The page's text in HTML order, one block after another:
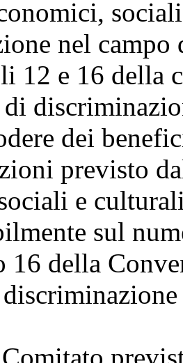
nel campo
12 e 16 della
dei
previsto
e
sul
16 della